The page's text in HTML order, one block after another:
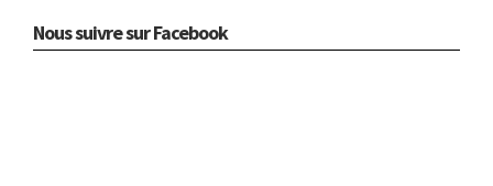
Nous suivre sur Facebook